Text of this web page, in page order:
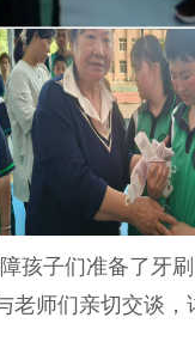
孩子们准备了牙
老师们亲切交谈